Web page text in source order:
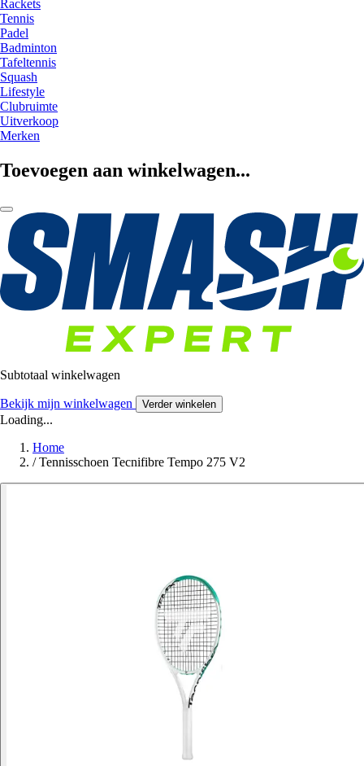
Rackets
Tennis
Padel
Badminton
Tafeltennis
Squash
Lifestyle
Clubruimte
Uitverkoop
Merken
Toevoegen aan winkelwagen...
Subtotaal winkelwagen
Bekijk mijn winkelwagen Verder winkelen
Loading...
Home
/ Tennisschoen Tecnifibre Tempo 275 V2